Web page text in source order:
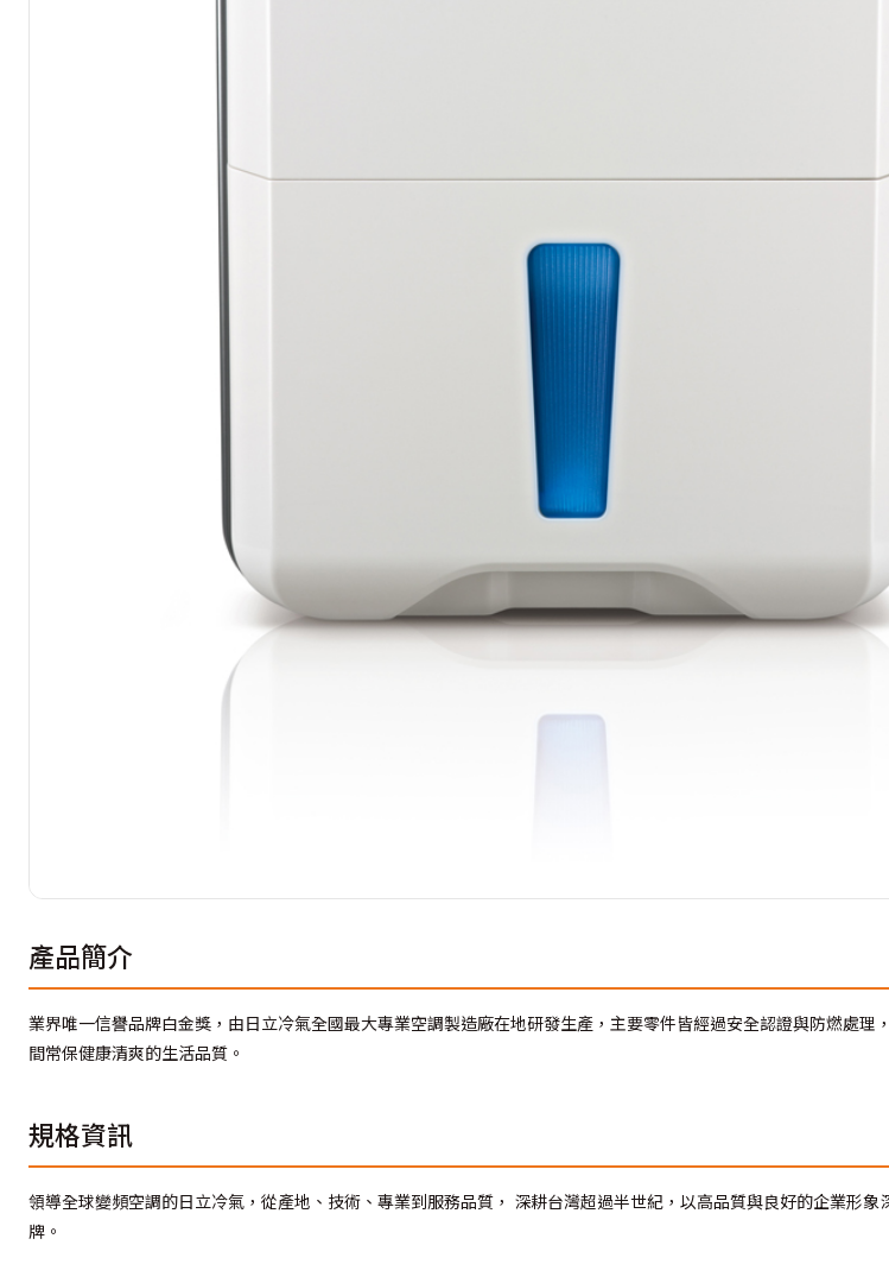
產品簡介
業界唯一信譽品牌白金獎，由日立冷氣全國最大專業空調製造廠在地研發生產，主要零件皆經過安全認證與防燃處
間常保健康清爽的生活品質。
規格資訊
領導全球變頻空調的日立冷氣，從產地、技術、專業到服務品質， 深耕台灣超過半世紀，以高品質與良好的企業形
牌。